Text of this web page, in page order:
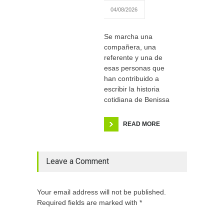
04/08/2026
Se marcha una
compañera, una
referente y una de
esas personas que
han contribuido a
escribir la historia
cotidiana de Benissa
READ MORE
Leave a Comment
Your email address will not be published.
Required fields are marked with *